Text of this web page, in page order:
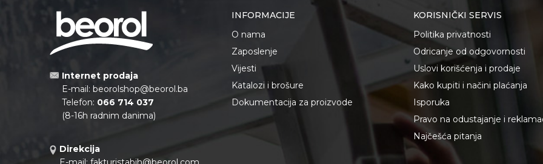
Internet prodaja
E-mail: beorolshop@beorol.ba
Telefon: 066 714 037
(8-16h radnim danima)
Direkcija
INFORMACIJE
O nama
Zaposlenje
Vijesti
Katalozi i brošure
Dokumentacija za proizvode
KORISNIČKI SERVIS
Politika privatnosti
Odricanje od odgovornosti
Uslovi korišćenja i prodaje
Kako kupiti i načini plaćanja
Isporuka
Pravo na odustajanje i
Najčešća pitanja